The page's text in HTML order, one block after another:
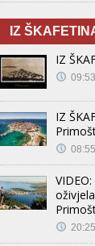
IZ
IZ
IZ